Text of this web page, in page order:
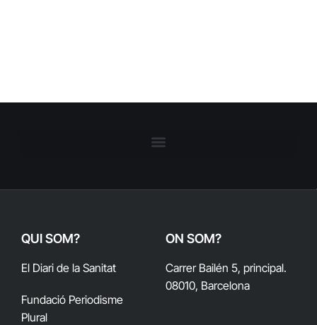
QUI SOM?
El Diari de la Sanitat
Fundació Periodisme
Plural
ON SOM?
Carrer Bailén 5, principal.
08010, Barcelona